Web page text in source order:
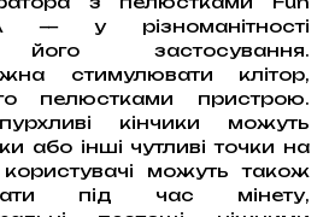
— у різноманітності
його застосування.
стимулювати клітор,
пелюстками пристрою.
кінчики можуть
або інші чутливі точки на
користувачі можуть також
під час мінету,